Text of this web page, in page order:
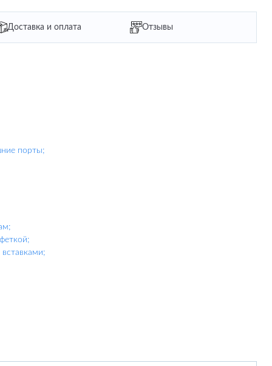
Доставка и оплата Отзывы
порты;